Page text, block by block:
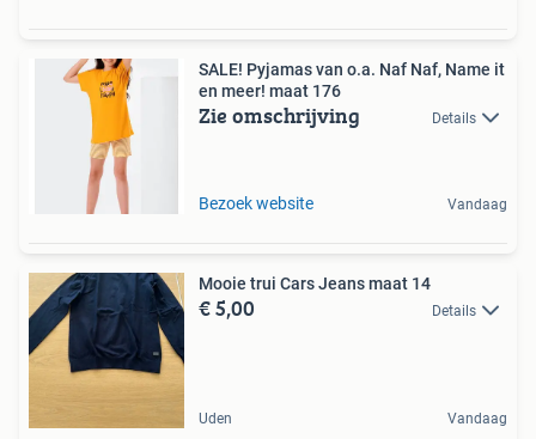
SALE! Pyjamas van o.a. Naf Naf, Name it
en meer! maat 176
Zie omschrijving Details
Bezoek website Vandaag
Mooie trui Cars Jeans maat 14
€ 5,00 Details
Uden Vandaag